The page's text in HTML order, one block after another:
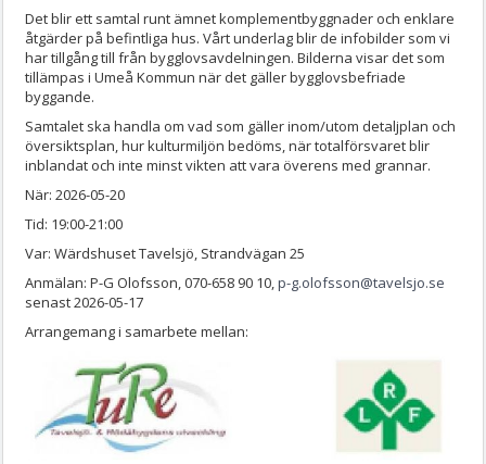
Det blir ett samtal runt ämnet komplementbyggnader och enklare
åtgärder på befintliga hus. Vårt underlag blir de infobilder som vi
har tillgång till från bygglovsavdelningen. Bilderna visar det som
tillämpas i Umeå Kommun när det gäller bygglovsbefriade
byggande.
Samtalet ska handla om vad som gäller inom/utom detaljplan och
översiktsplan, hur kulturmiljön bedöms, när totalförsvaret blir
inblandat och inte minst vikten att vara överens med grannar.
När: 2026-05-20
Tid: 19:00-21:00
Var: Wärdshuset Tavelsjö, Strandvägan 25
Anmälan: P-G Olofsson, 070-658 90 10, p-g.olofsson@tavelsjo.se
senast 2026-05-17
Arrangemang i samarbete mellan: